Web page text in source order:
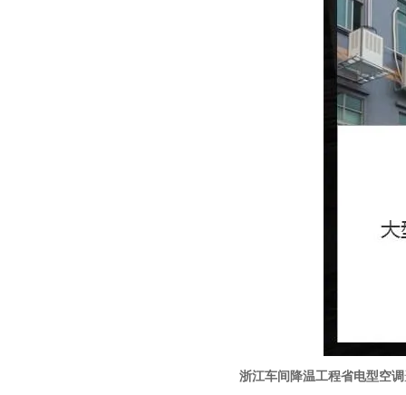
浙江车间降温工程省电型空调